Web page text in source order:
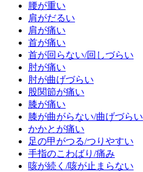
腰が重い
肩がだるい
肩が痛い
首が痛い
首が回らない/回しづらい
肘が痛い
肘が曲げづらい
股関節が痛い
膝が痛い
膝が曲がらない/曲げづらい
かかとが痛い
足の甲がつる/つりやすい
手指のこわばり/痛み
咳が続く/咳が止まらない